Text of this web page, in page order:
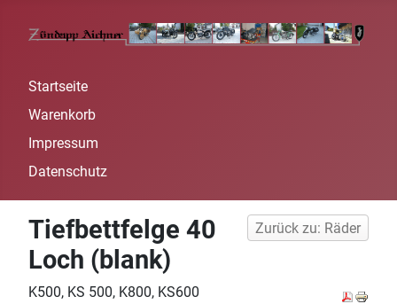
Startseite
Warenkorb
Impressum
Datenschutz
Zurück zu: Räder
Tiefbettfelge 40
Loch (blank)
K500, KS 500, K800, KS600